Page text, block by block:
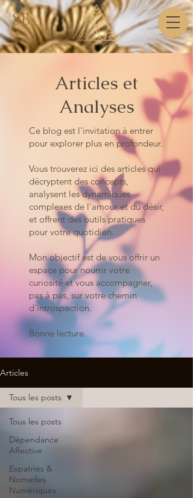
SB
Articles et
Analyses
Ce blog est l'invitation à entrer
pour explorer plus en profondeur.
Vous trouverez ici des articles qui
décryptent des concepts,
analysent les dynamiques
complexes de l'amour et du désir,
et offrent des outils pratiques
pour votre quotidien.
Mon objectif est de vous offrir un
espace pour nourrir votre
curiosité et vous accompagner,
pas à pas, sur votre chemin
d'introspection.
Bonne lecture.
Articles
Tous les posts
Dépendance
Affective
Expatriés &
Nomades
Numériques
Tous les posts